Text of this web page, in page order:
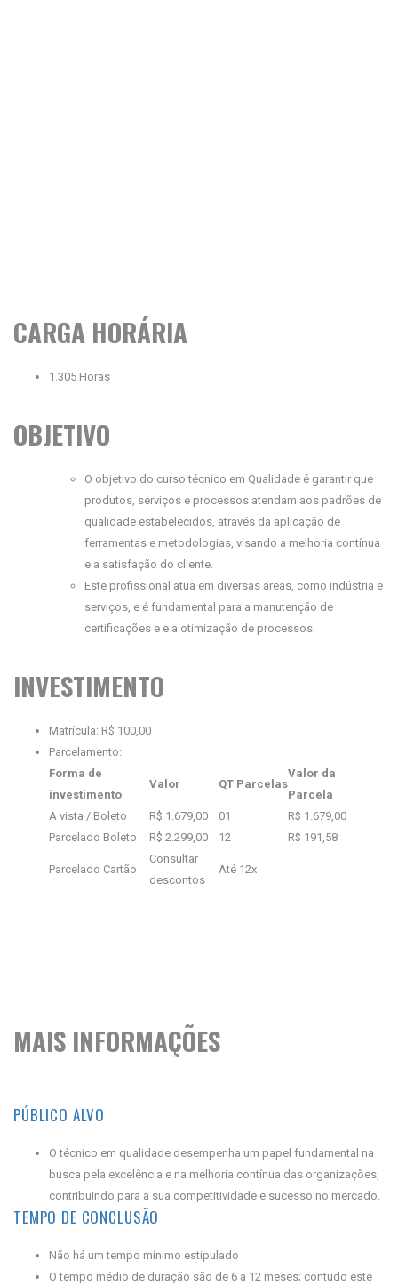
CARGA HORÁRIA
1.305 Horas
OBJETIVO
O objetivo do curso técnico em Qualidade é garantir que
produtos, serviços e processos atendam aos padrões de
qualidade estabelecidos, através da aplicação de
ferramentas e metodologias, visando a melhoria contínua
e a satisfação do cliente.
Este profissional atua em diversas áreas, como indústria e
serviços, e é fundamental para a manutenção de
certificações e e a otimização de processos.
INVESTIMENTO
Matrícula: R$ 100,00
Parcelamento:
Forma de
investimento
Valor QT Parcelas
Valor da
Parcela
A vista / Boleto
R$ 1.679,00 01
R$ 1.679,00
Parcelado Boleto
R$ 2.299,00 12 R$ 191,58
Parcelado Cartão
Consultar
descontos
Até 12x
MAIS INFORMAÇÕES
PÚBLICO ALVO
O técnico em qualidade desempenha um papel fundamental na
busca pela excelência e na melhoria contínua das organizações,
contribuindo para a sua competitividade e sucesso no mercado.
TEMPO DE CONCLUSÃO
Não há um tempo mínimo estipulado
O tempo médio de duração são de 6 a 12 meses; contudo este